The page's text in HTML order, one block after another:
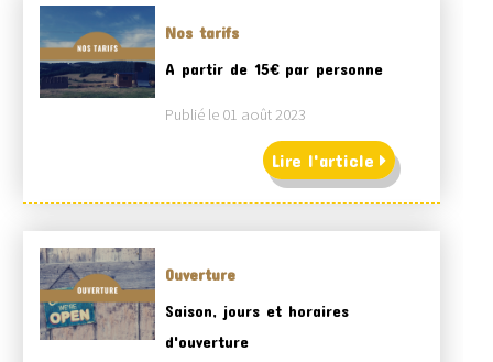
Nos tarifs
A partir de 15€ par personne
Publié le 01 août 2023
Lire l'article
Ouverture
Saison, jours et horaires
d'ouverture